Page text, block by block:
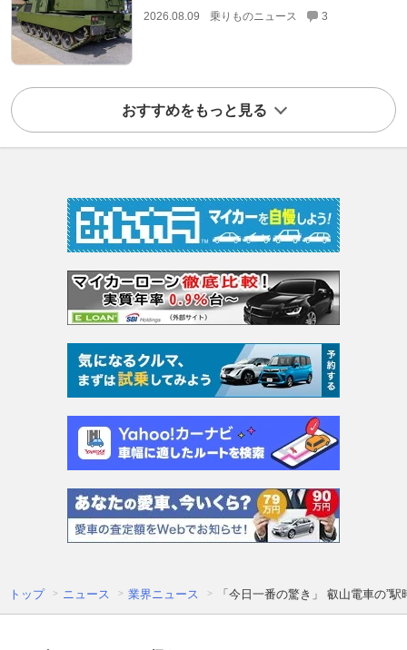
2026.08.09 乗りものニュース 3
おすすめをもっと見る
トップ ニュース 業界ニュース 「今日一番の驚き」 叡山電車の”